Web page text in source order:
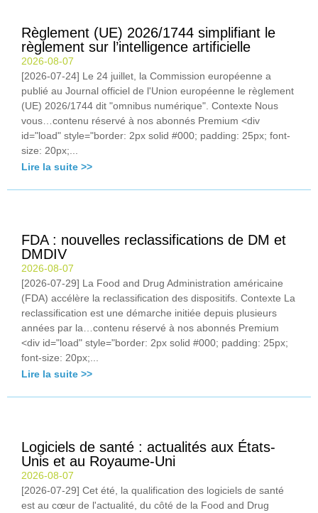
Règlement (UE) 2026/1744 simplifiant le
règlement sur l’intelligence artificielle
2026-08-07
[2026-07-24] Le 24 juillet, la Commission européenne a
publié au Journal officiel de l'Union européenne le règlement
(UE) 2026/1744 dit "omnibus numérique". Contexte Nous
vous…contenu réservé à nos abonnés Premium <div
id="load" style="border: 2px solid #000; padding: 25px; font-
size: 20px;...
Lire la suite >>
FDA : nouvelles reclassifications de DM et
DMDIV
2026-08-07
[2026-07-29] La Food and Drug Administration américaine
(FDA) accélère la reclassification des dispositifs. Contexte La
reclassification est une démarche initiée depuis plusieurs
années par la…contenu réservé à nos abonnés Premium
<div id="load" style="border: 2px solid #000; padding: 25px;
font-size: 20px;...
Lire la suite >>
Logiciels de santé : actualités aux États-
Unis et au Royaume-Uni
2026-08-07
[2026-07-29] Cet été, la qualification des logiciels de santé
est au cœur de l'actualité, du côté de la Food and Drug